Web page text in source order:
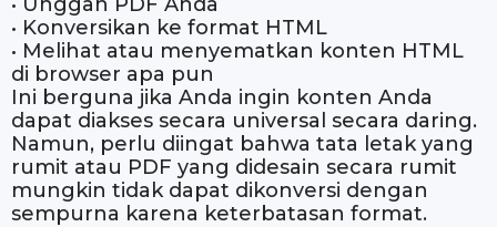
• Konversikan ke format HTML
• Melihat atau menyematkan konten HTML
di browser apa pun
Ini berguna jika Anda ingin konten Anda
dapat diakses secara universal secara daring.
Namun, perlu diingat bahwa tata letak yang
rumit atau PDF yang didesain secara rumit
mungkin tidak dapat dikonversi dengan
sempurna karena keterbatasan format.